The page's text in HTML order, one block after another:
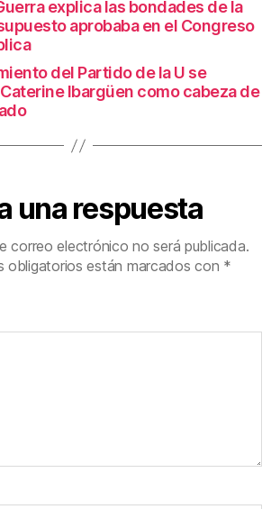
explica las bondades de la
aprobaba en el Congreso
del Partido de la U se
Ibargüen como cabeza de
una respuesta
correo electrónico no será publicada.
obligatorios están marcados con *